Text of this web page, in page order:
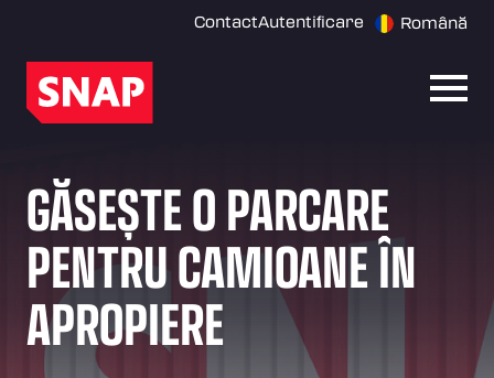
ContactAutentificare Română
GĂSEȘTE O PARCARE
PENTRU CAMIOANE ÎN
APROPIERE